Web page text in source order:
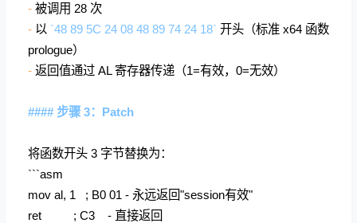
- 被调用 28 次
- 以 `48 89 5C 24 08 48 89 74 24 18` 开头（标准 x64 函数
prologue）
- 返回值通过 AL 寄存器传递（1=有效，0=无效）
#### 步骤 3：Patch
将函数开头 3 字节替换为：
```asm
mov al, 1 ; B0 01 - 永远返回"session有效"
ret ; C3 - 直接返回